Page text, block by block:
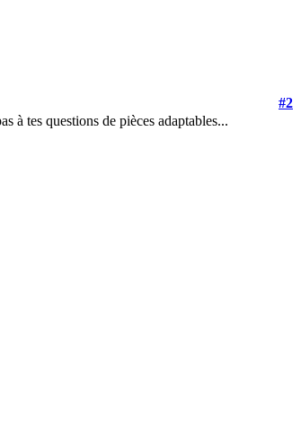
#2
à tes questions de pièces adaptables...